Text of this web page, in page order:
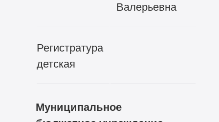
Валерьевна
Регистратура
детская
Муниципальное